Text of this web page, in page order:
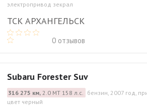
электропривод зекрал
ТСК АРХАНГЕЛЬСК
0 отзывов
Subaru Forester Suv
316 275 км,2.0 МТ 158 л.с. бензин, 2007 год,
цвет черный